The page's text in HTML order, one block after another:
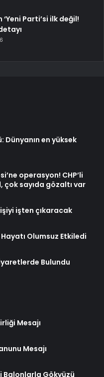
‘Yeni Parti’si ilk değil!
Dünyanın en yüksek
operasyon! CHP’li
sayıda gözaltı var
işten çıkaracak
Olumsuz Etkiledi
Bulundu
Mesajı
Mesajı
Balonlarla Gökyüzü